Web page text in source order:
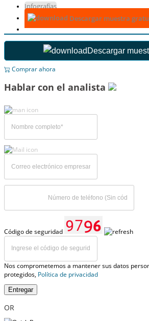
Infografías
Descargar muestra
Descargar
Comprar ahora
Hablar con el analista
Código de seguridad
Nos comprometemos a mantener sus datos
protegidos, Política de privacidad
Entregar
OR